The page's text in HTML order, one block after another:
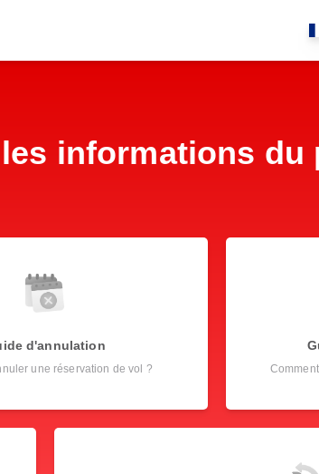
informations du
d'annulation
une réservation de vol ?